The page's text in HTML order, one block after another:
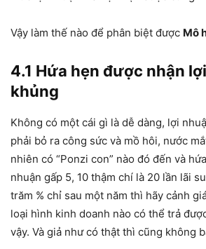
Vậy làm thế nào để phân biệt được Mô
4.1 Hứa hẹn được nhận
khủng
Không có một cái gì là dễ dàng, lợi
phải bỏ ra công sức và mồ hôi, nước
nhiên có “Ponzi con” nào đó đến và
nhuận gấp 5, 10 thậm chí là 20 lần lãi
trăm % chỉ sau một năm thì hãy cảnh
loại hình kinh doanh nào có thể trả
vậy. Và giả như có thật thì cũng không